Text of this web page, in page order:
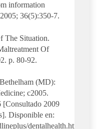
information
36(5):350-7.
The Situation.
Of
p. 80-92.
(MD):
c2005.
2009
Disponible en:
dentalhealth.html